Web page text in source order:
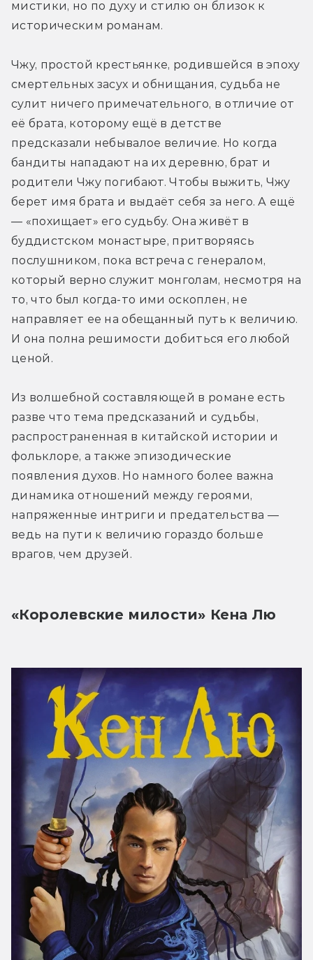
мистики, но по духу и стилю он близок к
историческим романам.
Чжу, простой крестьянке, родившейся в эпоху
смертельных засух и обнищания, судьба не
сулит ничего примечательного, в отличие от
её брата, которому ещё в детстве
предсказали небывалое величие. Но когда
бандиты нападают на их деревню, брат и
родители Чжу погибают. Чтобы выжить, Чжу
берет имя брата и выдаёт себя за него. А ещё
— «похищает» его судьбу. Она живёт в
буддистском монастыре, притворяясь
послушником, пока встреча с генералом,
который верно служит монголам, несмотря на
то, что был когда-то ими оскоплен, не
направляет ее на обещанный путь к величию.
И она полна решимости добиться его любой
ценой.
Из волшебной составляющей в романе есть
разве что тема предсказаний и судьбы,
распространенная в китайской истории и
фольклоре, а также эпизодические
появления духов. Но намного более важна
динамика отношений между героями,
напряженные интриги и предательства —
ведь на пути к величию гораздо больше
врагов, чем друзей.
«Королевские милости» Кена Лю